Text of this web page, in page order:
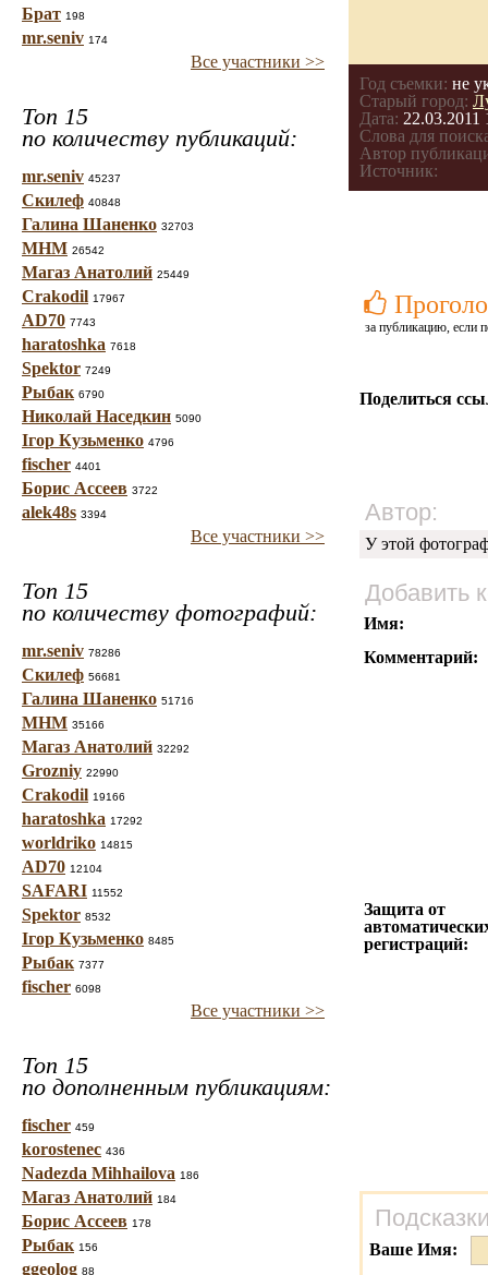
Брат 198
mr.seniv 174
Все участники >>
Топ 15
по количеству публикаций:
mr.seniv 45237
Скилеф 40848
Галина Шаненко 32703
МНМ 26542
Магаз Анатолий 25449
Crakodil 17967
AD70 7743
haratoshka 7618
Spektor 7249
Рыбак 6790
Николай Наседкин 5090
Ігор Кузьменко 4796
fischer 4401
Борис Ассеев 3722
alek48s 3394
Все участники >>
Топ 15
по количеству фотографий:
mr.seniv 78286
Скилеф 56681
Галина Шаненко 51716
МНМ 35166
Магаз Анатолий 32292
Grozniy 22990
Crakodil 19166
haratoshka 17292
worldriko 14815
AD70 12104
SAFARI 11552
Spektor 8532
Ігор Кузьменко 8485
Рыбак 7377
fischer 6098
Все участники >>
Топ 15
по дополненным публикациям:
fischer 459
korostenec 436
Nadezda Mihhailova 186
Магаз Анатолий 184
Борис Ассеев 178
Рыбак 156
ggeolog 88
Год съемки: не
Старый город:
Дата: 22.03.2011
Слова для
Автор
Источник:
за публикацию, если
Поделиться
Автор:
У этой
Добавить
Имя:
Комментарий:
Защита от
регистраций:
Ваше Имя: